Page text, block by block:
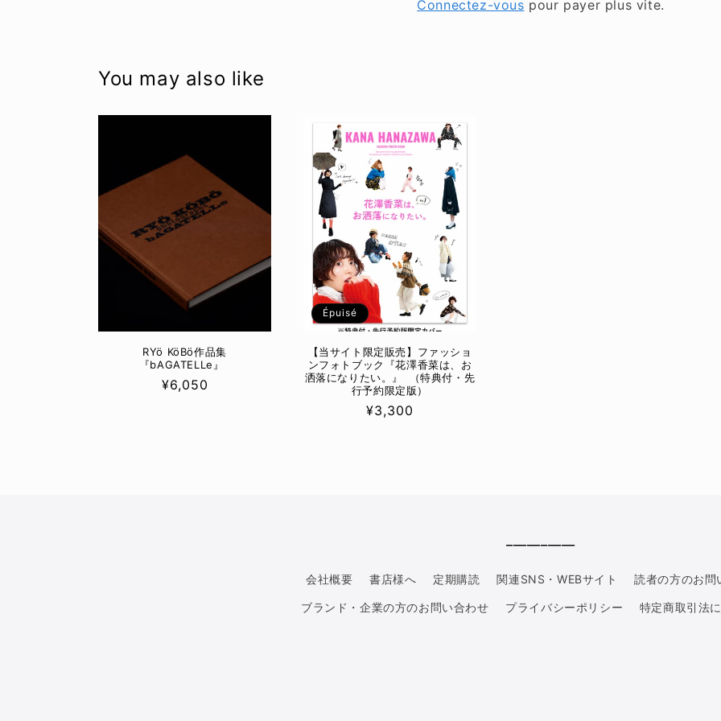
Connectez-vous pour payer plus vite.
You may also like
RYö KöBö作品集
『bAGATELLe』
Prix
¥6,050
Épuisé
【当サイト限定販売】ファッショ
ンフォトブック『花澤⾹菜は、お
洒落になりたい。』 （特典付・先
行予約限定版）
Prix
¥3,300
会社概要 書店様へ 定期購読 関連SNS・WEBサイト 読者の方のお問
ブランド・企業の方のお問い合わせ プライバシーポリシー 特定商取引法